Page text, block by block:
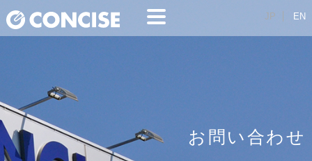
JP EN
お問い合わせ